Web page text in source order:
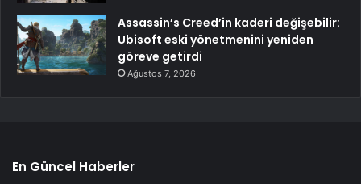
Assassin’s Creed’in kaderi değişebilir:
Ubisoft eski yönetmenini yeniden
göreve getirdi
Ağustos 7, 2026
En Güncel Haberler